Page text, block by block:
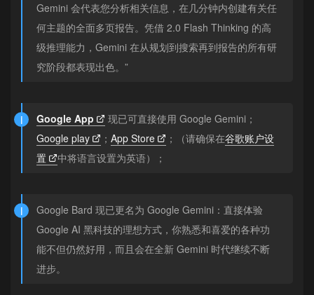
Gemini 会代表您分析相关信息，在几分钟内创建有关任
何主题的全面多页报告。凭借 2.0 Flash Thinking 的高
级推理能力，Gemini 在从规划到搜索再到报告的所有研
究阶段都表现出色。”
Google App
现已可直接使用 Google Gemini；
Google play
； App Store ；（请确保在谷歌账户设
置
中将语言设置为英语）；
Google Bard 现已更名为 Google Gemini：直接体验
Google AI 黑科技的理想方式，你熟悉和喜爱的各种功
能不但仍然好用，而且会在全新 Gemini 时代继续不断
进步。